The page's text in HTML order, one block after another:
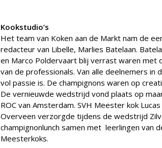
Kookstudio’s
Het team van Koken aan de Markt nam de
redacteur van Libelle, Marlies Batelaan.
en Marco Poldervaart blij verrast waren
van de professionals. Van alle deelnemers
vol passie is. De champignons waren op
De vernieuwde wedstrijd vond plaats op
ROC van Amsterdam. SVH Meester kok
Overveen verzorgde tijdens de wedstrijd
champignonlunch samen met leerlingen van
Meesterkoks.